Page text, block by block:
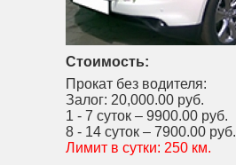
Стоимость:
Прокат без водителя:
Залог: 20,000.00 руб.
1 - 7 суток – 9900.00 руб.
8 - 14 суток – 7900.00 руб.
Лимит в сутки: 250 км.